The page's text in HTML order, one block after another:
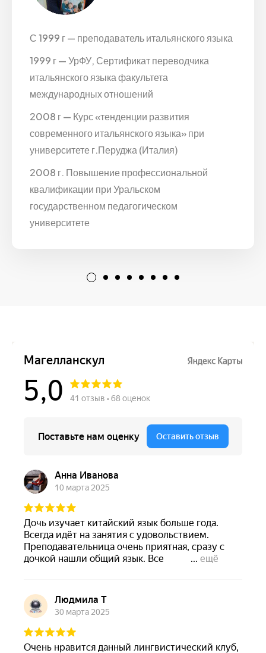
С 1999 г — преподаватель итальянского языка
1999 г — УрФУ, Сертификат переводчика
итальянского языка факультета
международных отношений
2008 г — Курс «тенденции развития
современного итальянского языка» при
университете г.Перуджа (Италия)
2008 г. Повышение профессиональной
квалификации при Уральском
государственном педагогическом
университете